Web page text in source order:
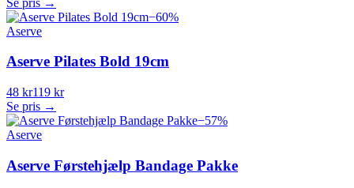
−60%
Aserve
Aserve Pilates Bold 19cm
48 kr119 kr
Se pris →
−57%
Aserve
Aserve Førstehjælp Bandage Pakke